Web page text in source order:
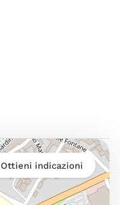
Ottieni indicazioni